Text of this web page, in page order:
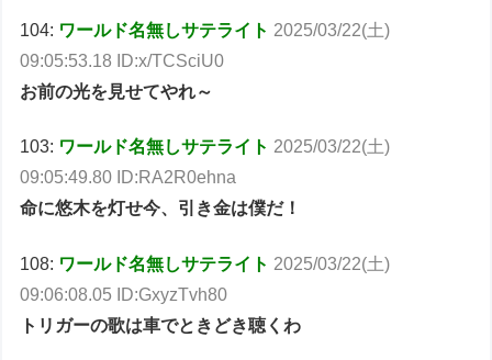
104: ワールド名無しサテライト 2025/03/22(土)
09:05:53.18 ID:x/TCSciU0
お前の光を見せてやれ～
103: ワールド名無しサテライト 2025/03/22(土)
09:05:49.80 ID:RA2R0ehna
命に悠木を灯せ今、引き金は僕だ！
108: ワールド名無しサテライト 2025/03/22(土)
09:06:08.05 ID:GxyzTvh80
トリガーの歌は車でときどき聴くわ